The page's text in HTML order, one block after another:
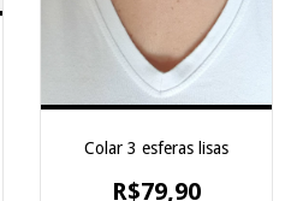
Colar 3 esferas lisas
R$79,90